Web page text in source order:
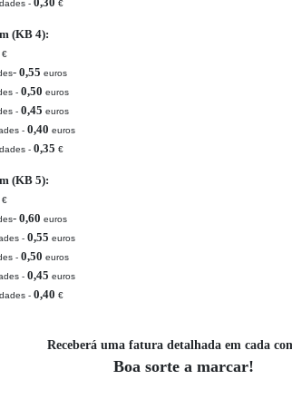
- €
(KB 4):
€
- 0,55 euros
- 0,50 euros
- 0,45 euros
- 0,40 euros
- 0,35 €
(KB 5):
€
- 0,60 euros
- 0,55 euros
- 0,50 euros
- 0,45 euros
- 0,40 €
Receberá uma fatura detalhada em cada
Boa sorte a marcar!